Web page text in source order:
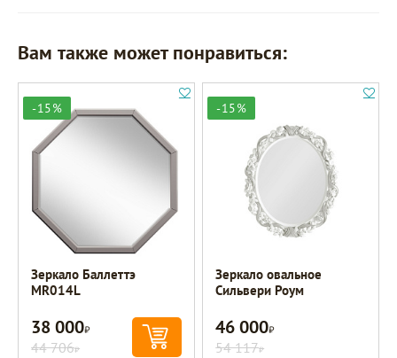
Вам также может понравиться:
-15%
Зеркало Баллеттэ
MR014L
38 000Р
44 706Р
-15%
Зеркало овальное
Сильвери Роум
46 000Р
54 117Р